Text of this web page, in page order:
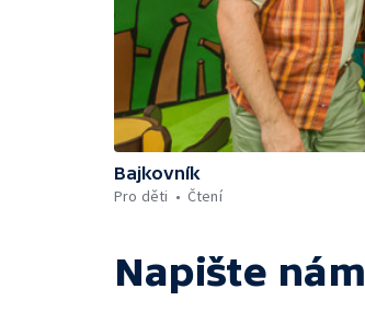
Bajkovník
Pro děti
Čtení
Napište nám